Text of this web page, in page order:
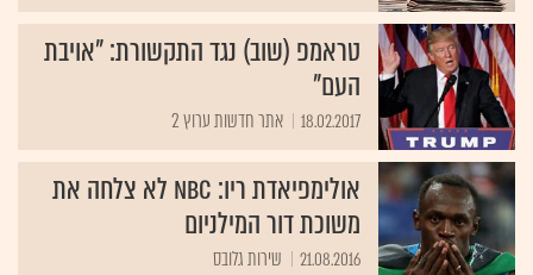
טראמפ (שוב) נגד התקשורת: "אויבת
העם"
18.02.2017 אתר חדשות ערוץ 2
אולימפיאדת ריו: NBC לא צלחה את
משוכת דור המילניום
21.08.2016 שירות גלובס